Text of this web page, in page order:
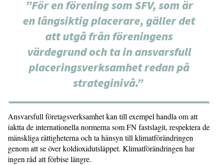
”För en förening som SFV, som är
en långsiktig placerare, gäller det
att utgå från föreningens
värdegrund och ta in ansvarsfull
placeringsverksamhet redan på
strateginivå.”
Ansvarsfull företagsverksamhet kan till exempel handla om att
iaktta de internationella normerna som FN fastslagit, respektera de
mänskliga rättigheterna och ta hänsyn till klimat­förändringen
genom att se över kol­dioxid­utsläppet. Klimatförändringen har
ingen råd att förbise längre.